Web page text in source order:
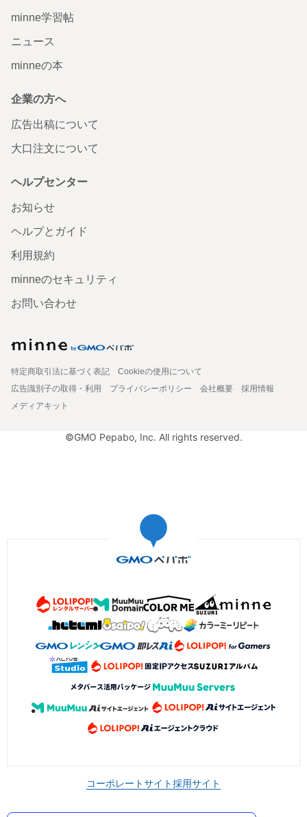
minne学習帖
ニュース
minneの本
企業の方へ
広告出稿について
大口注文について
ヘルプセンター
お知らせ
ヘルプとガイド
利用規約
minneのセキュリティ
お問い合わせ
特定商取引法に基づく表記
Cookieの使用について
広告識別子の取得・利用
プライバシーポリシー 会社概要
採用情報
メディアキット
©GMO Pepabo, Inc. All rights reserved.
コーポレートサイト採用サイト